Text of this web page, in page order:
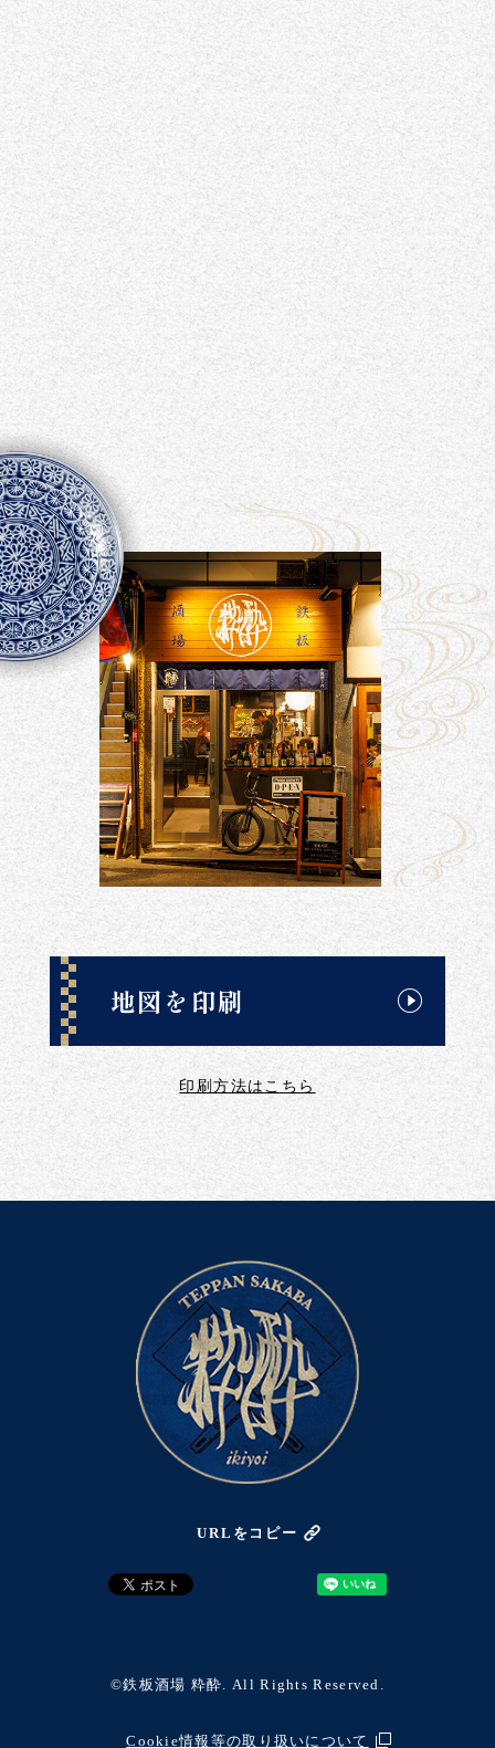
地図を印刷
印刷方法はこちら
URLをコピー
©鉄板酒場 粋酔. All Rights Reserved.
Cookie情報等の取り扱いについて